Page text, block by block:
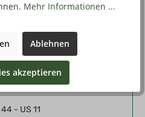
110
- US 11
Mehr Informationen ...
Ablehnen
akzeptieren